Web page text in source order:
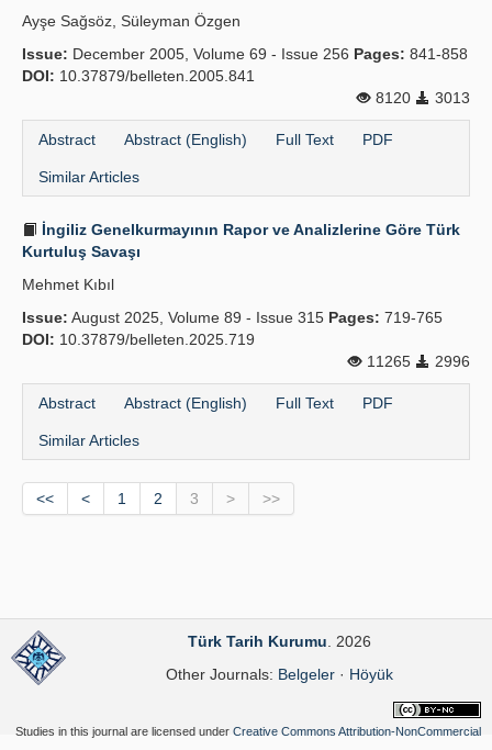
Ayşe Sağsöz, Süleyman Özgen
Issue: December 2005, Volume 69 - Issue 256 Pages: 841-858
DOI: 10.37879/belleten.2005.841
8120
3013
Abstract Abstract (English) Full Text PDF
Similar Articles
İngiliz Genelkurmayının Rapor ve Analizlerine Göre Türk
Kurtuluş Savaşı
Mehmet Kıbıl
Issue: August 2025, Volume 89 - Issue 315 Pages: 719-765
DOI: 10.37879/belleten.2025.719
11265
2996
Abstract Abstract (English) Full Text PDF
Similar Articles
<< < 1 2 3 > >>
Türk Tarih Kurumu . 2026
Other Journals: Belgeler· Höyük
Studies in this journal are licensed under Creative Commons Attribution-NonCommercial